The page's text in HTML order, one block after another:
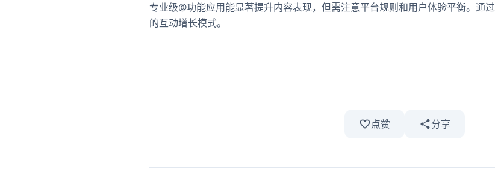
专业级@功能应用能显著提升内容表现，但需注意平台规则和用户体验平衡。通
的互动增长模式。
点赞 分享